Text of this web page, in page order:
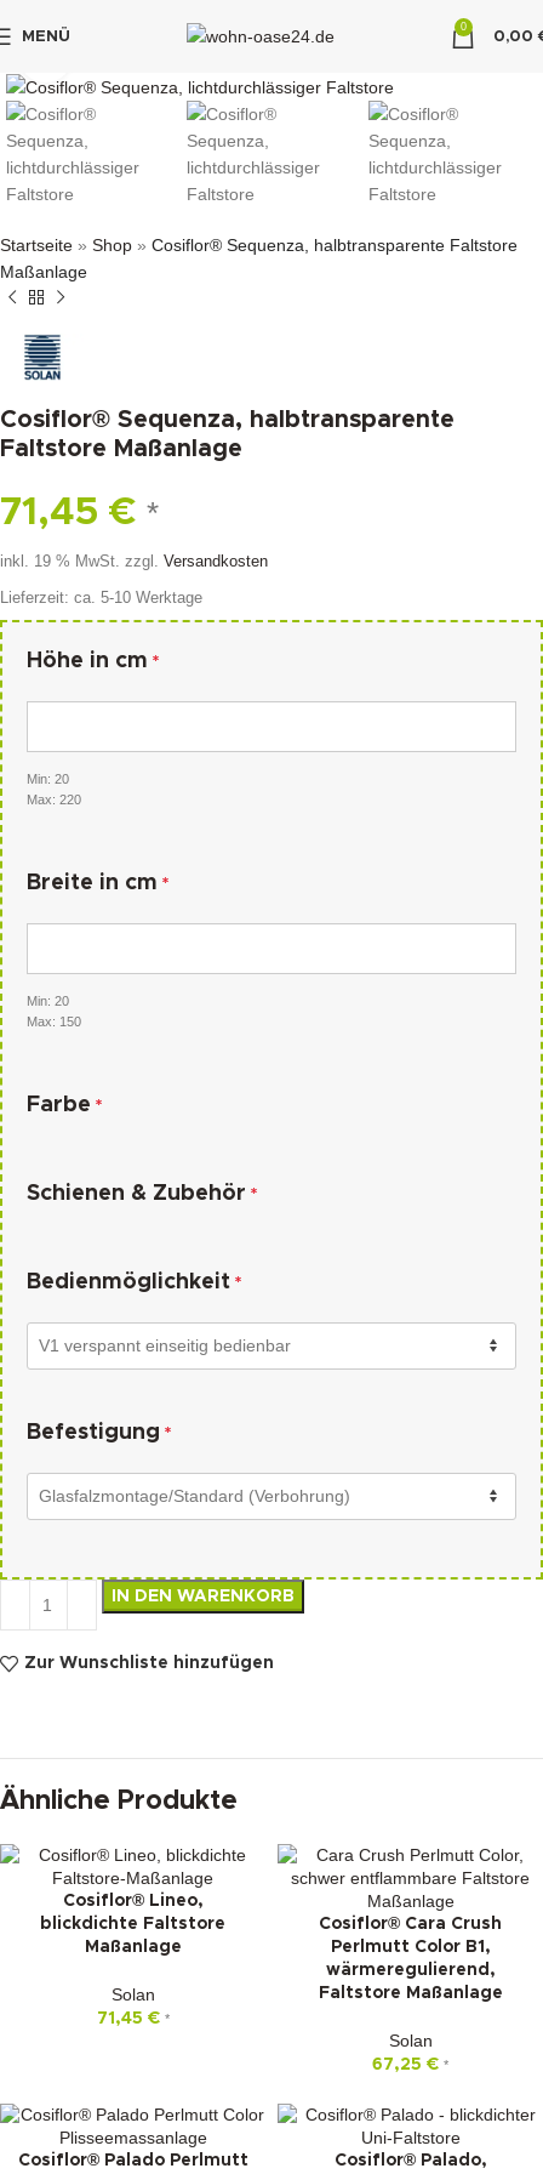
MENÜ
0
0,00
Startseite » Shop » Cosiflor® Sequenza, halbtransparente Faltstore
Maßanlage
Cosiflor® Sequenza, halbtransparente
Faltstore Maßanlage
71,45 € *
inkl. 19 % MwSt. zzgl. Versandkosten
Lieferzeit: ca. 5-10 Werktage
Höhe in cm *
Min: 20
Max: 220
Breite in cm *
Min: 20
Max: 150
Farbe *
Schienen & Zubehör *
Bedienmöglichkeit *
Befestigung *
IN DEN WARENKORB
Zur Wunschliste hinzufügen
Ähnliche Produkte
Cosiflor® Lineo,
blickdichte Faltstore
Maßanlage
Solan
71,45 € *
Cosiflor® Cara Crush
Perlmutt Color B1,
wärmeregulierend,
Faltstore Maßanlage
Solan
67,25 € *
Cosiflor® Palado Perlmutt Cosiflor® Palado,